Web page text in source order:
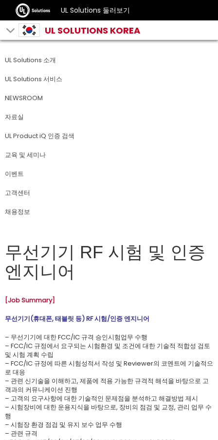
UL Solutions 둘러보기
UL SOLUTIONS KOREA
UL Solutions 소개
UL Solutions 서비스
NEWSROOM
자료실
UL Product iQ 인증 검색
교육 및 세미나
이벤트
고객센터
채용정보
무선기기 RF 시험 및 인증
엔지니어
[Job Summary]
무선기기(휴대폰, 태블릿 등) RF 시험/인증 엔지니어
– 무선기기에 대한 FCC/IC 규격 승인시험업무 수행
– FCC/IC 규정에서 요구되는 시험환경 및 조건에 대한 기술적 적합성 검토
및 시험 계획 수립
– FCC/IC 규정에 따른 시험성적서 작성 및 Reviewer의 코멘트에 기술적으
로 대응
– 관련 신기술을 이해하고, 제품에 적용 가능한 규격적 해석을 바탕으로 고
객과의 커뮤니케이션 진행
– 고객의 요구사항에 대한 기술적인 문제점을 분석하고 해결방법 제시
– 시험장비에 대한 운용지식을 바탕으로, 장비의 점검 및 교정, 관리 업무 수
행
– 시험장 환경 점검 및 유지 보수 업무 수행
– 관련 규격